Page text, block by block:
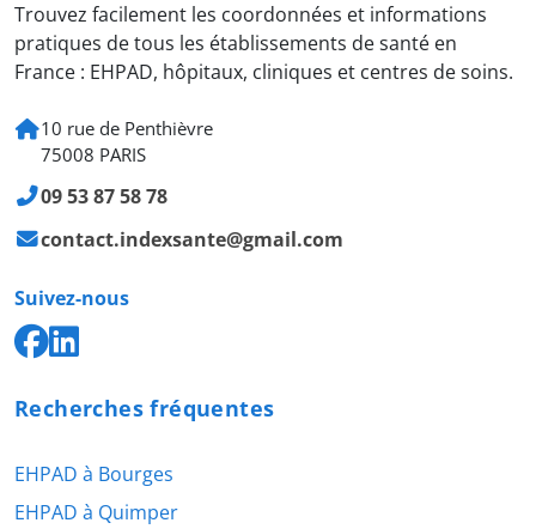
Trouvez facilement les coordonnées et informations
pratiques de tous les établissements de santé en
France : EHPAD, hôpitaux, cliniques et centres de soins.
10 rue de Penthièvre
75008 PARIS
09 53 87 58 78
contact.indexsante@gmail.com
Suivez-nous
Recherches fréquentes
EHPAD à Bourges
EHPAD à Quimper